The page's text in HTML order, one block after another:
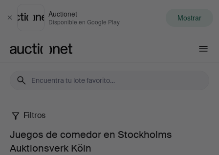
Cerrar
Auctionet
Disponible en Google Play Mostrar
Juegos
de
Filtros
Juegos de comedor en Stockholms
Auktionsverk Köln